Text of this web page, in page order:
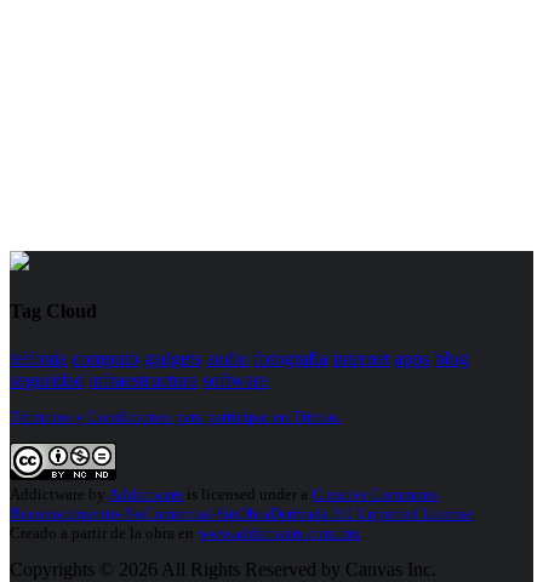
Tag Cloud
telfonia computo gadgets audio fotografia internet apps blog
seguridad infraestructura software
Términos y Condiciones para participar en Trivias.
Addictware by Addictware is licensed under a Creative Commons
Reconocimiento-NoComercial-SinObraDerivada 3.0 Unported License.
Creado a partir de la obra en www.addictware.com.mx.
Copyrights © 2026 All Rights Reserved by Canvas Inc.